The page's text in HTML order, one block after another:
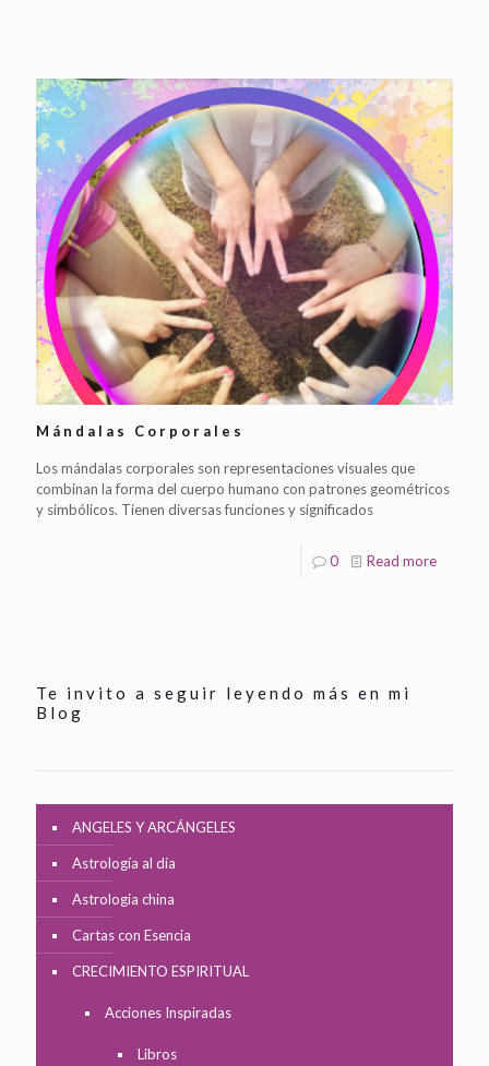
Mándalas Corporales
Los mándalas corporales son representaciones visuales que
combinan la forma del cuerpo humano con patrones geométricos
y simbólicos. Tienen diversas funciones y significados
0 Read more
Te invito a seguir leyendo más en mi
Blog
ANGELES Y ARCÁNGELES
Astrología al día
Astrologia china
Cartas con Esencia
CRECIMIENTO ESPIRITUAL
Acciones Inspiradas
Libros